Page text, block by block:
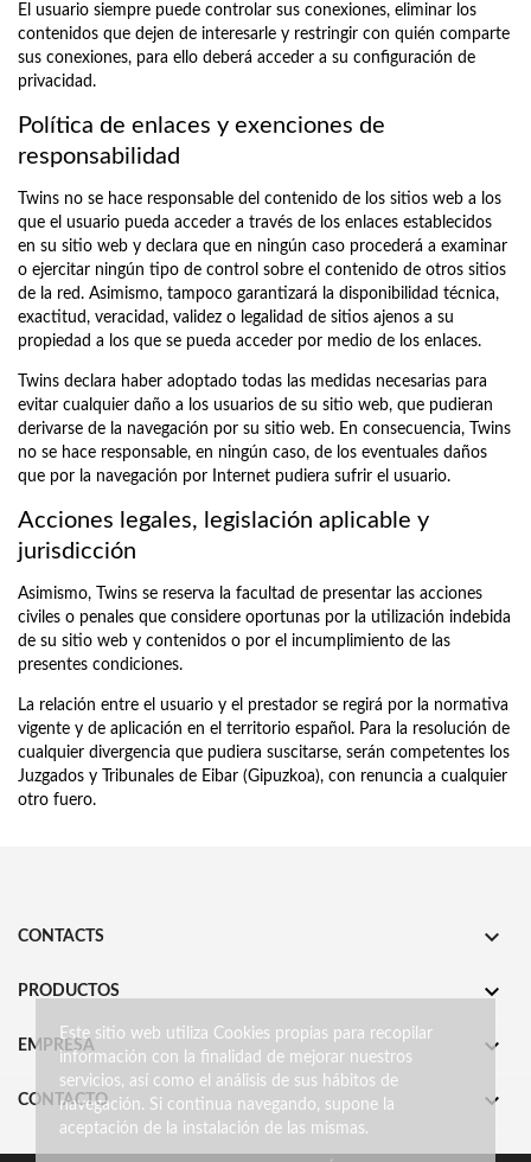
Este sitio web utiliza Cookies propias para recopilar
información con la finalidad de mejorar nuestros
servicios, así como el análisis de sus hábitos de
navegación. Si continua navegando, supone la
aceptación de la instalación de las mismas.
El usuario siempre puede controlar sus conexiones, eliminar los
contenidos que dejen de interesarle y restringir con quién comparte
sus conexiones, para ello deberá acceder a su configuración de
privacidad.
Política de enlaces y exenciones de
responsabilidad
Twins no se hace responsable del contenido de los sitios web a los
que el usuario pueda acceder a través de los enlaces establecidos
en su sitio web y declara que en ningún caso procederá a examinar
o ejercitar ningún tipo de control sobre el contenido de otros sitios
de la red. Asimismo, tampoco garantizará la disponibilidad técnica,
exactitud, veracidad, validez o legalidad de sitios ajenos a su
propiedad a los que se pueda acceder por medio de los enlaces.
Twins declara haber adoptado todas las medidas necesarias para
evitar cualquier daño a los usuarios de su sitio web, que pudieran
derivarse de la navegación por su sitio web. En consecuencia, Twins
no se hace responsable, en ningún caso, de los eventuales daños
que por la navegación por Internet pudiera sufrir el usuario.
Acciones legales, legislación aplicable y
jurisdicción
Asimismo, Twins se reserva la facultad de presentar las acciones
civiles o penales que considere oportunas por la utilización indebida
de su sitio web y contenidos o por el incumplimiento de las
presentes condiciones.
La relación entre el usuario y el prestador se regirá por la normativa
vigente y de aplicación en el territorio español. Para la resolución de
cualquier divergencia que pudiera suscitarse, serán competentes los
Juzgados y Tribunales de Eibar (Gipuzkoa), con renuncia a cualquier
otro fuero.
CONTACTS 
PRODUCTOS 
EMPRESA 
CONTACTO 